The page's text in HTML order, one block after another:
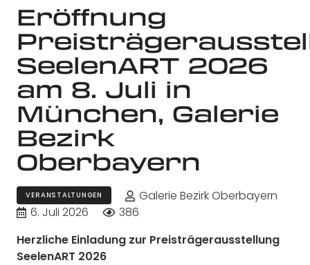
Eröffnung
SeelenART 2026
am 8. Juli in
München, Galerie
Bezirk
Oberbayern
VERANSTALTUNGEN
Galerie Bezirk Oberbayern
6. Juli 2026
386
Herzliche Einladung zur Preisträgerausstellung
SeelenART 2026